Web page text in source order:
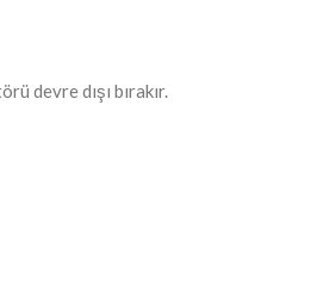
devre dışı bırakır.